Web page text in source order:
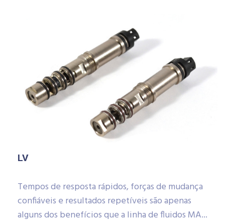
LV
Tempos de resposta rápidos, forças de mudança
confiáveis ​​e resultados repetíveis são apenas
alguns dos benefícios que a linha de fluidos MA...